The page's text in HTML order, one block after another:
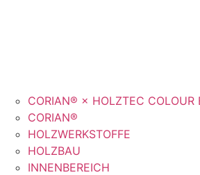
CORIAN® × HOLZTEC COLOUR
CORIAN®
HOLZWERKSTOFFE
HOLZBAU
INNENBEREICH